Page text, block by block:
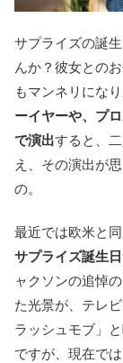
サプライズの誕
んか？彼女との
もマンネリになり
ーイヤーや、プ
で演出すると、
え、その演出が
の。
最近では欧米と同
サプライズ誕生
ャクソンの追悼
た光景が、テレ
ラッシュモブ」
ですが、現在で